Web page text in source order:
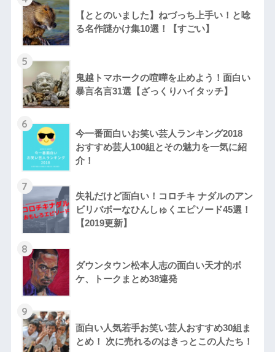
【ととのいました】ねづっち上手い！と唸
る名作謎かけ集10選！【すごい】
5
鬼越トマホークの喧嘩を止めよう！面白い
暴言名言31選【ざっくりハイタッチ】
6
今一番面白いお笑い芸人ランキング2018
おすすめ芸人100組とその魅力を一気に紹
介！
7
失礼だけど面白い！コロチキ ナダルのアン
ビリバボーなひんしゅくエピソード45選！
【2019更新】
8
ダウンタウン松本人志の面白い天才的ボ
ケ、トークまとめ38連発
9
面白い人気若手お笑い芸人おすすめ30組ま
とめ！ 次に売れるのはきっとこの人たち！